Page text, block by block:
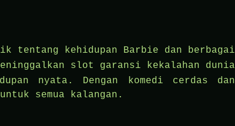
tentang kehidupan Barbie dan berbagai
slot garansi kekalahan dunia
nyata. Dengan komedi cerdas dan
semua kalangan.